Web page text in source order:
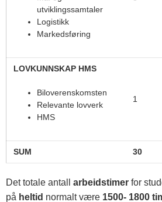
utviklingssamtaler
Logistikk
Markedsføring
LOVKUNNSKAP HMS
Biloverenskomsten
Relevante lovverk
HMS
1
SUM 30
Det totale antall arbeidstimer for
på heltid normalt være 1500- 1800